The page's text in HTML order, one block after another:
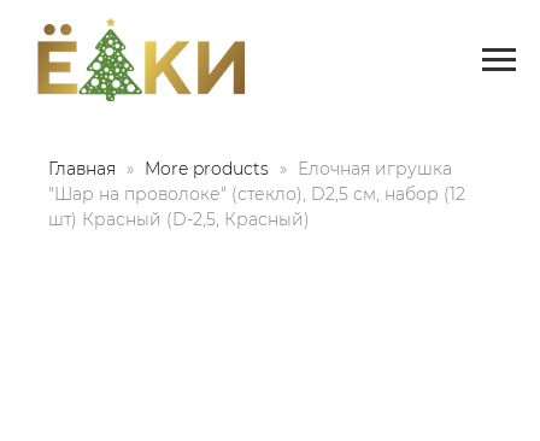
Главная More products
Елочная игрушка
"Шар на проволоке" (стекло), D2,5 см, набор (12
шт) Красный (D-2,5, Красный)